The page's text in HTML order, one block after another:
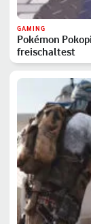
GAMING
Pokémon
freischaltest